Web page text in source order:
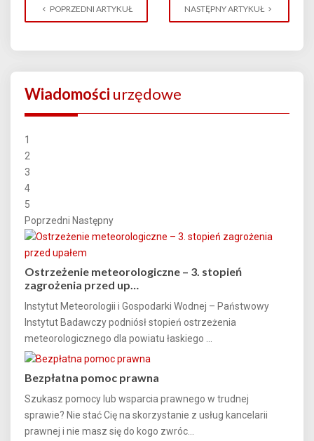
POPRZEDNI ARTYKUŁ NASTĘPNY ARTYKUŁ
Wiadomości urzędowe
1
2
3
4
5
Poprzedni Następny
Ostrzeżenie meteorologiczne – 3. stopień
zagrożenia przed up…
Instytut Meteorologii i Gospodarki Wodnej – Państwowy
Instytut Badawczy podniósł stopień ostrzeżenia
meteorologicznego dla powiatu łaskiego ...
Bezpłatna pomoc prawna
Szukasz pomocy lub wsparcia prawnego w trudnej
sprawie? Nie stać Cię na skorzystanie z usług kancelarii
prawnej i nie masz się do kogo zwróc...